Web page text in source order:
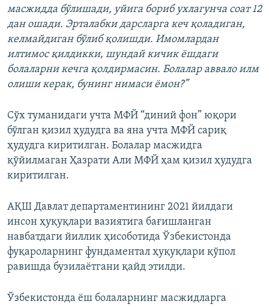
масжидда бўлишади, уйига бориб ухлагунча соат 12
дан ошади. Эрталабки дарсларга кеч қоладиган,
келмайдиган бўлиб қолишди. Имомлардан
илтимос қилдикки, шундай кичик ёшдаги
болаларни кечга қолдирмасин. Болалар аввало илм
олиши керак, бунинг нимаси ёмон?”
Сўх туманидаги учта МФЙ “диний фон” юқори
бўлган қизил ҳудудга ва яна учта МФЙ сариқ
ҳудудга киритилган. Болалар масжидга
қўйилмаган Ҳазрати Али МФЙ ҳам қизил ҳудудга
киритилган.
АҚШ Давлат департаментининг 2021 йилдаги
инсон ҳуқуқлари вазиятига бағишланган
навбатдаги йиллик ҳисоботида Ўзбекистонда
фуқароларнинг фундаментал ҳуқуқлари қўпол
равишда бузилаётгани қайд этилди.
Ўзбекистонда ёш болаларнинг масжидларга